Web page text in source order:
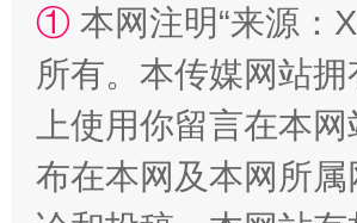
招工难、用工荒背后
① 本网注明“来源：
所有。本传媒网站
上使用你留言在本
布在本网及本网所